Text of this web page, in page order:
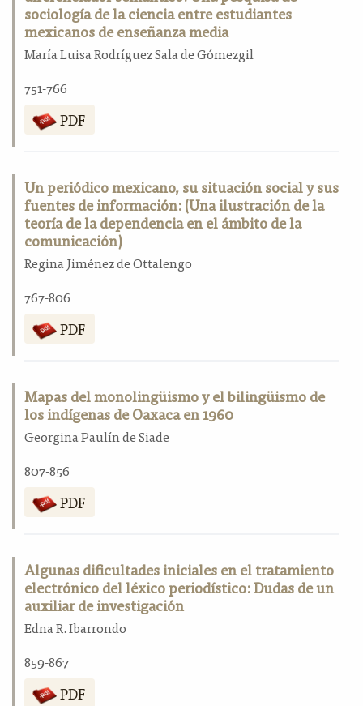
sociología de la ciencia entre estudiantes
mexicanos de enseñanza media
María Luisa Rodríguez Sala de Gómezgil
751-766
PDF
Un periódico mexicano, su situación social y sus
fuentes de información: (Una ilustración de la
teoría de la dependencia en el ámbito de la
comunicación)
Regina Jiménez de Ottalengo
767-806
PDF
Mapas del monolingüismo y el bilingüismo de
los indígenas de Oaxaca en 1960
Georgina Paulín de Siade
807-856
PDF
Algunas dificultades iniciales en el tratamiento
electrónico del léxico periodístico: Dudas de un
auxiliar de investigación
Edna R. Ibarrondo
859-867
PDF